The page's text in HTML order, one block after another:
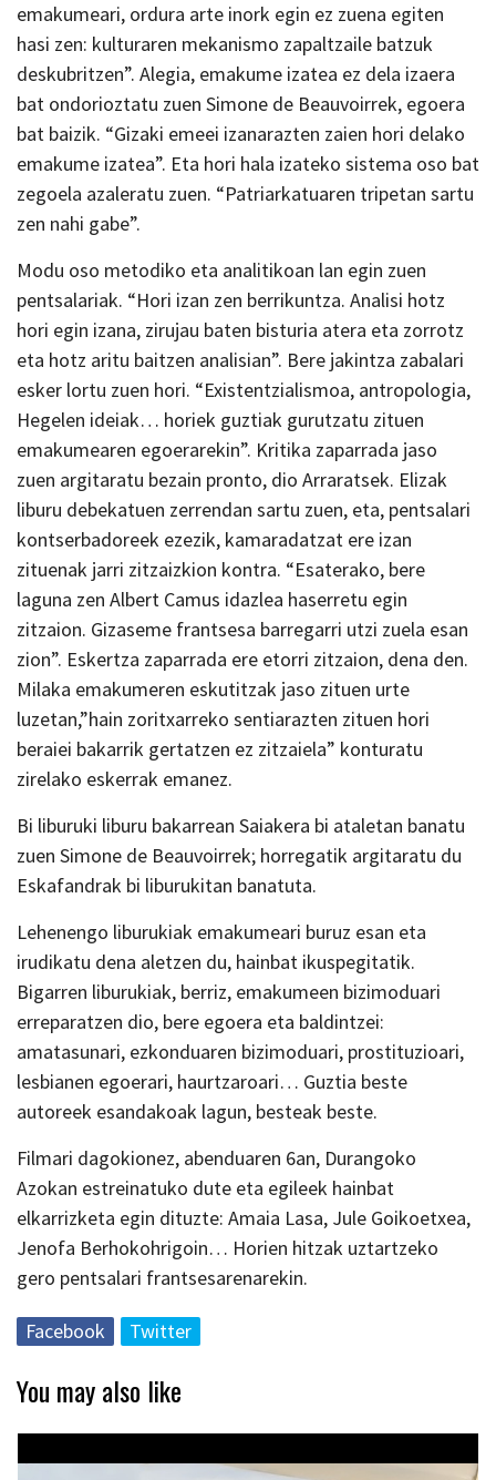
emakumeari, ordura arte inork egin ez zuena egiten
hasi zen: kulturaren mekanismo zapaltzaile batzuk
deskubritzen”. Alegia, emakume izatea ez dela izaera
bat ondorioztatu zuen Simone de Beauvoirrek, egoera
bat baizik. “Gizaki emeei izanarazten zaien hori delako
emakume izatea”. Eta hori hala izateko sistema oso bat
zegoela azaleratu zuen. “Patriarkatuaren tripetan sartu
zen nahi gabe”.
Modu oso metodiko eta analitikoan lan egin zuen
pentsalariak. “Hori izan zen berrikuntza. Analisi hotz
hori egin izana, zirujau baten bisturia atera eta zorrotz
eta hotz aritu baitzen analisian”. Bere jakintza zabalari
esker lortu zuen hori. “Existentzialismoa, antropologia,
Hegelen ideiak… horiek guztiak gurutzatu zituen
emakumearen egoerarekin”. Kritika zaparrada jaso
zuen argitaratu bezain pronto, dio Arraratsek. Elizak
liburu debekatuen zerrendan sartu zuen, eta, pentsalari
kontserbadoreek ezezik, kamaradatzat ere izan
zituenak jarri zitzaizkion kontra. “Esaterako, bere
laguna zen Albert Camus idazlea haserretu egin
zitzaion. Gizaseme frantsesa barregarri utzi zuela esan
zion”. Eskertza zaparrada ere etorri zitzaion, dena den.
Milaka emakumeren eskutitzak jaso zituen urte
luzetan,”hain zoritxarreko sentiarazten zituen hori
beraiei bakarrik gertatzen ez zitzaiela” konturatu
zirelako eskerrak emanez.
Bi liburuki liburu bakarrean Saiakera bi ataletan banatu
zuen Simone de Beauvoirrek; horregatik argitaratu du
Eskafandrak bi liburukitan banatuta.
Lehenengo liburukiak emakumeari buruz esan eta
irudikatu dena aletzen du, hainbat ikuspegitatik.
Bigarren liburukiak, berriz, emakumeen bizimoduari
erreparatzen dio, bere egoera eta baldintzei:
amatasunari, ezkonduaren bizimoduari, prostituzioari,
lesbianen egoerari, haurtzaroari… Guztia beste
autoreek esandakoak lagun, besteak beste.
Filmari dagokionez, abenduaren 6an, Durangoko
Azokan estreinatuko dute eta egileek hainbat
elkarrizketa egin dituzte: Amaia Lasa, Jule Goikoetxea,
Jenofa Berhokohrigoin… Horien hitzak uztartzeko
gero pentsalari frantsesarenarekin.
Facebook Twitter
You may also like